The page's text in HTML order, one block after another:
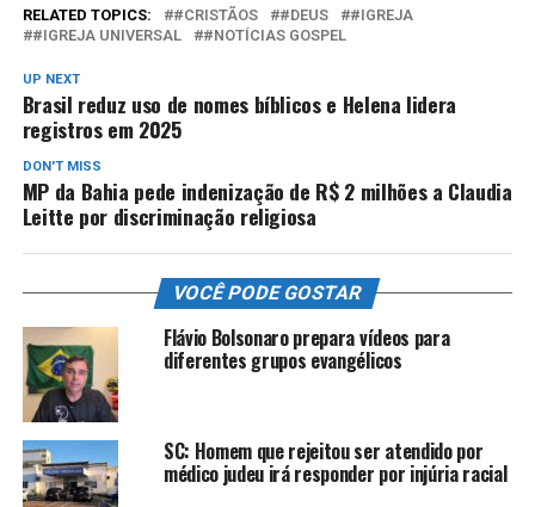
RELATED TOPICS: #CRISTÃOS #DEUS
#IGREJA
#IGREJA UNIVERSAL
#NOTÍCIAS GOSPEL
UP NEXT
Brasil reduz uso de nomes bíblicos e Helena lidera
registros em 2025
DON'T MISS
MP da Bahia pede indenização de R$ 2 milhões a Claudia
Leitte por discriminação religiosa
VOCÊ PODE GOSTAR
Flávio Bolsonaro prepara vídeos para
diferentes grupos evangélicos
SC: Homem que rejeitou ser atendido por
médico judeu irá responder por injúria racial